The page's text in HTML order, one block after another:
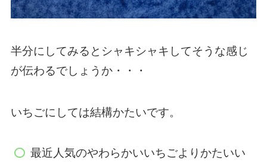
半分にしてみるとシャキシャキしてそうな感じ
が伝わるでしょうか・・・
いちごにしては結構かたいです。
最近人気のやわらかいいちごよりかたいい